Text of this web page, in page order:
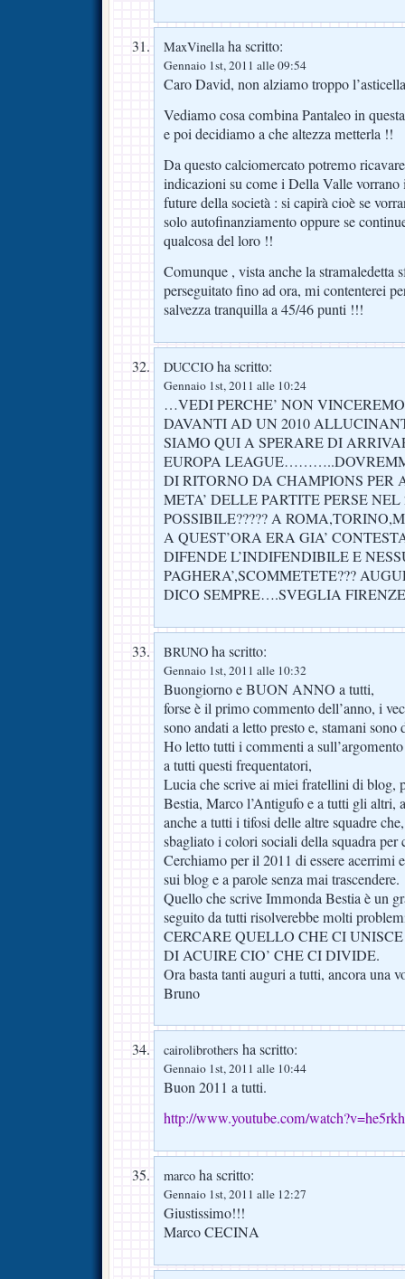
MaxVinellaha scritto:
Gennaio 1st, 2011 alle 09:54
Caro David, non alziamo troppo
Vediamo cosa combina Pantaleo in
e poi decidiamo a che altezza metterla !!
Da questo calciomercato potremo
indicazioni su come i Della Valle vorrano
future della società : si capirà cioè se
solo autofinanziamento oppure se
qualcosa del loro !!
Comunque , vista anche la stramaledetta
perseguitato fino ad ora, mi contenterei
salvezza tranquilla a 45/46 punti !!!
DUCCIO ha scritto:
Gennaio 1st, 2011 alle 10:24
…VEDI PERCHE’ NON
DAVANTI AD UN 2010
SIAMO QUI A SPERARE DI
EUROPA
DI RITORNO DA CHAMPIONS PER
META’ DELLE PARTITE PERSE
POSSIBILE????? A
A QUEST’ORA ERA GIA’
DIFENDE L’INDIFENDIBILE E
PAGHERA’,SCOMMETETE???
DICO SEMPRE….SVEGLIA
BRUNO ha scritto:
Gennaio 1st, 2011 alle 10:32
Buongiorno e BUON ANNO a tutti,
forse è il primo commento dell’anno, i
sono andati a letto presto e, stamani
Ho letto tutti i commenti a
a tutti questi frequentatori,
Lucia che scrive ai miei fratellini di blog,
Bestia, Marco l’Antigufo e a tutti gli altri,
anche a tutti i tifosi delle altre squadre
sbagliato i colori sociali della squadra
Cerchiamo per il 2011 di essere acerrimi
sui blog e a parole senza mai trascendere.
Quello che scrive Immonda Bestia è un
seguito da tutti risolverebbe molti
CERCARE QUELLO CHE CI
DI ACUIRE CIO’ CHE CI DIVIDE.
Ora basta tanti auguri a tutti, ancora una
Bruno
cairolibrothers ha scritto:
Gennaio 1st, 2011 alle 10:44
Buon 2011 a tutti.
http://www.youtube.com/
marco ha scritto:
Gennaio 1st, 2011 alle 12:27
Giustissimo!!!
Marco CECINA